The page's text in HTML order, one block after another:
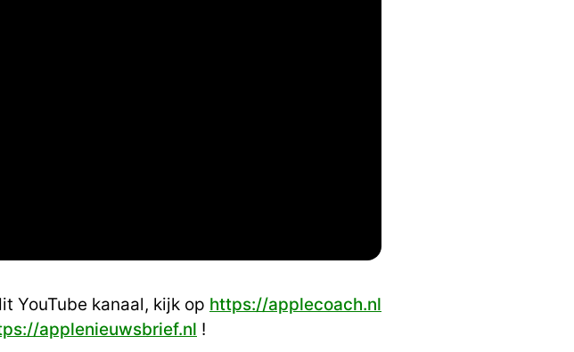
YouTube kanaal, kijk op https://applecoach.nl
applenieuwsbrief.nl !